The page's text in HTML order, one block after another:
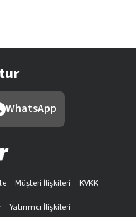
WhatsApp
Müşteri İlişkileri
KVKK
Yatırımcı İlişkileri